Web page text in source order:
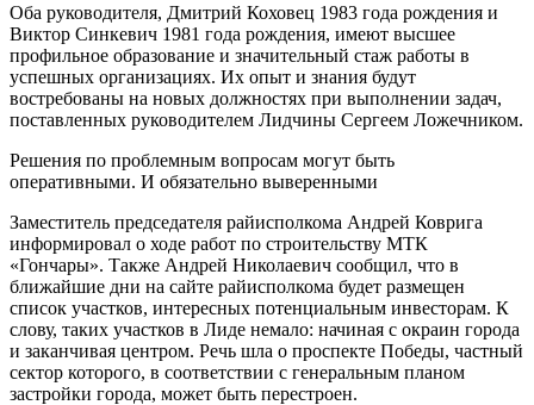
Оба руководителя, Дмитрий Коховец 1983 года рождения и
Виктор Синкевич 1981 года рождения, имеют высшее
профильное образование и значительный стаж работы в
успешных организациях. Их опыт и знания будут
востребованы на новых должностях при выполнении задач,
поставленных руководителем Лидчины Сергеем Ложечником.
Решения по проблемным вопросам могут быть
оперативными. И обязательно выверенными
Заместитель председателя райисполкома Андрей Коврига
информировал о ходе работ по строительству МТК
«Гончары». Также Андрей Николаевич сообщил, что в
ближайшие дни на сайте райисполкома будет размещен
список участков, интересных потенциальным инвесторам. К
слову, таких участков в Лиде немало: начиная с окраин города
и заканчивая центром. Речь шла о проспекте Победы, частный
сектор которого, в соответствии с генеральным планом
застройки города, может быть перестроен.